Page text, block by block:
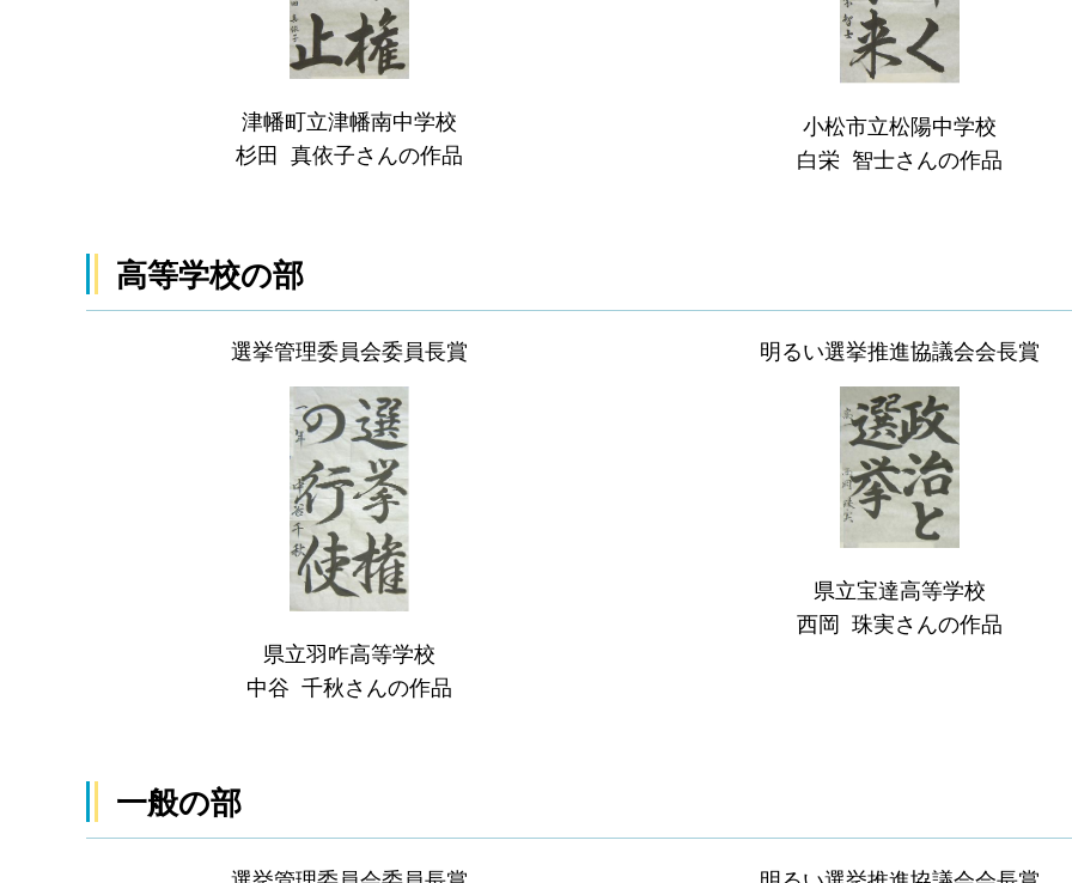
津幡町立津幡南中学校
杉田 真依子さんの作品
小松市立松陽中学校
白栄 智士さんの作品
高等学校の部
選挙管理委員会委員長賞
県立羽咋高等学校
中谷 千秋さんの作品
明るい選挙推進協議会会長賞
県立宝達高等学校
西岡 珠実さんの作品
一般の部